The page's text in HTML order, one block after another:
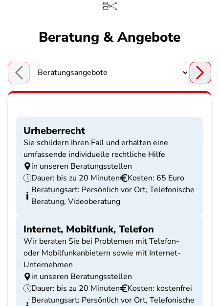
Beratung & Angebote
Choose a section
Urheberrecht
Sie schildern Ihren Fall und erhalten eine
umfassende individuelle rechtliche Hilfe
in unseren Beratungsstellen
Dauer: bis zu 20 Minuten
Kosten: 65 Euro
Beratungsart: Persönlich vor Ort, Telefonische
Beratung, Videoberatung
Internet, Mobilfunk, Telefon
Wir beraten Sie bei Problemen mit Telefon-
oder Mobilfunkanbietern sowie mit Internet-
Unternehmen
in unseren Beratungsstellen
Dauer: bis zu 20 Minuten
Kosten: kostenfrei
Beratungsart: Persönlich vor Ort, Telefonische